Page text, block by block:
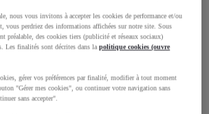
mixte
101g/km
nous vous invitons à accepter les cookies de performance et/ou
vous perdriez des informations affichées sur notre site. Sous
préalable, des cookies tiers (publicité et réseaux sociaux)
Les finalités sont décrites dans lapolitique cookies (ouvre
gérer vos préférences par finalité, modifier à tout moment
"Gérer mes cookies", ou continuer votre navigation sans
sans accepter".